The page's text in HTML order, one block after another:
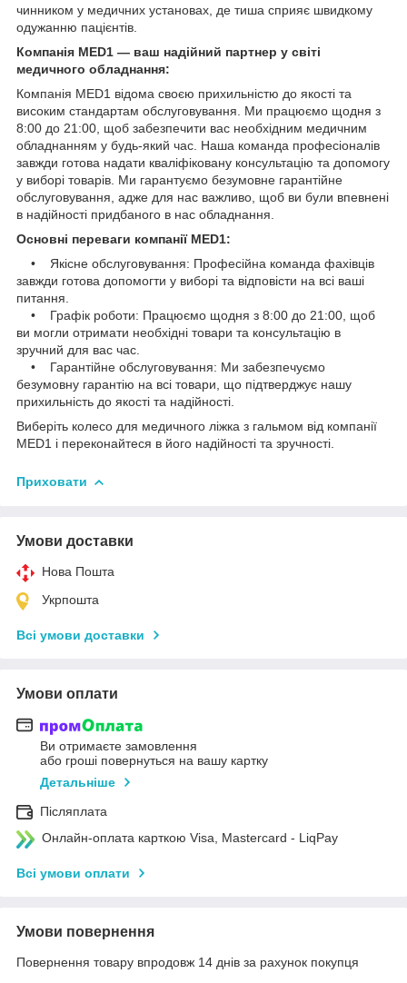
чинником у медичних установах, де тиша сприяє швидкому
одужанню пацієнтів.
Компанія MED1 — ваш надійний партнер у світі
медичного обладнання:
Компанія MED1 відома своєю прихильністю до якості та
високим стандартам обслуговування. Ми працюємо щодня з
8:00 до 21:00, щоб забезпечити вас необхідним медичним
обладнанням у будь-який час. Наша команда професіоналів
завжди готова надати кваліфіковану консультацію та допомогу
у виборі товарів. Ми гарантуємо безумовне гарантійне
обслуговування, адже для нас важливо, щоб ви були впевнені
в надійності придбаного в нас обладнання.
Основні переваги компанії MED1:
• Якісне обслуговування: Професійна команда фахівців
завжди готова допомогти у виборі та відповісти на всі ваші
питання.
• Графік роботи: Працюємо щодня з 8:00 до 21:00, щоб
ви могли отримати необхідні товари та консультацію в
зручний для вас час.
• Гарантійне обслуговування: Ми забезпечуємо
безумовну гарантію на всі товари, що підтверджує нашу
прихильність до якості та надійності.
Виберіть колесо для медичного ліжка з гальмом від компанії
MED1 і переконайтеся в його надійності та зручності.
Приховати
Умови доставки
Нова Пошта
Укрпошта
Всі умови доставки
Умови оплати
Ви отримаєте замовлення
або гроші повернуться на вашу картку
Детальніше
Післяплата
Онлайн-оплата карткою Visa, Mastercard - LiqPay
Всі умови оплати
Умови повернення
Повернення товару впродовж 14 днів за рахунок покупця